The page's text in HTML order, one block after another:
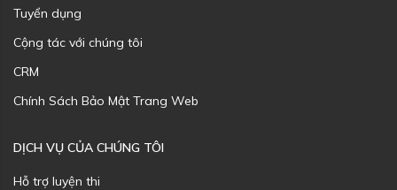
Tuyển dụng
Cộng tác với chúng tôi
CRM
Chính Sách Bảo Mật Trang Web
DỊCH VỤ CỦA CHÚNG TÔI
Hỗ trợ luyện thi